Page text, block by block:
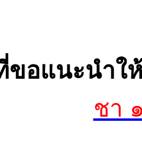
ขอแนะนำ
ชา